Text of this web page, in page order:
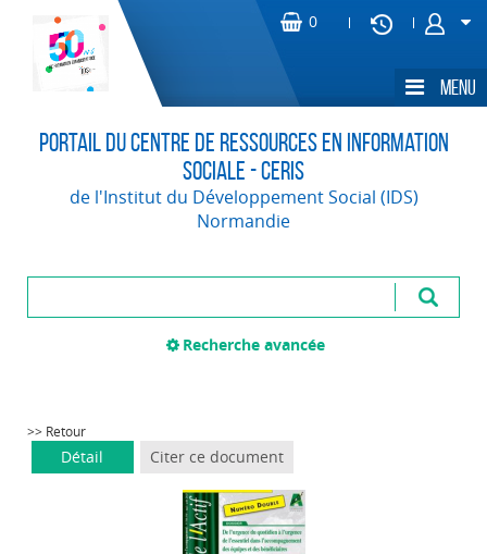
Portail du Centre de Ressources en Information
Sociale - CERIS
de l'Institut du Développement Social (IDS)
Normandie
Recherche avancée
>> Retour
Détail Citer ce document